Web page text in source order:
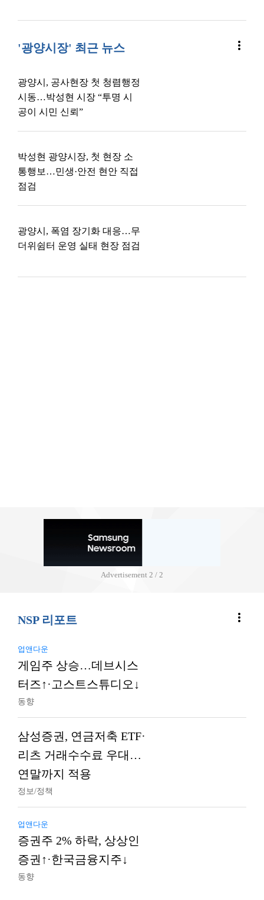
'광양시장' 최근 뉴스 more_vert
광양시, 공사현장 첫 청렴행정
시동…박성현 시장 “투명 시
공이 시민 신뢰”
박성현 광양시장, 첫 현장 소
통행보…민생·안전 현안 직접
점검
광양시, 폭염 장기화 대응…무
더위쉼터 운영 실태 현장 점검
Advertisement 2 / 2
NSP 리포트 more_vert
업앤다운
게임주 상승…데브시스
터즈↑·고스트스튜디오↓
동향
삼성증권, 연금저축 ETF·
리츠 거래수수료 우대…
연말까지 적용
정보/정책
업앤다운
증권주 2% 하락, 상상인
증권↑·한국금융지주↓
동향